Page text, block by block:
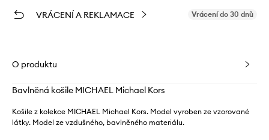
VRÁCENÍ A REKLAMACE Vrácení do 30 dnů
O produktu
Bavlněná košile MICHAEL Michael Kors
Košile z kolekce MICHAEL Michael Kors. Model vyroben ze vzorované
látky. Model ze vzdušného, ​​bavlněného materiálu.